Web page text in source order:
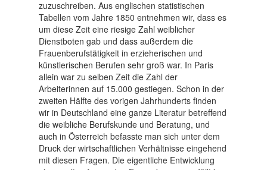
zuzuschreiben. Aus englischen statistischen
Tabellen vom Jahre 1850 entnehmen wir, dass es
um diese Zeit eine riesige Zahl weiblicher
Dienstboten gab und dass außerdem die
Frauenberufstätigkeit in erzieherischen und
künstlerischen Berufen sehr groß war. In Paris
allein war zu selben Zeit die Zahl der
Arbeiterinnen auf 15.000 gestiegen. Schon in der
zweiten Hälfte des vorigen Jahrhunderts finden
wir in Deutschland eine ganze Literatur betreffend
die weibliche Berufskunde und Beratung, und
auch in Österreich befasste man sich unter dem
Druck der wirtschaftlichen Verhältnisse eingehend
mit diesen Fragen. Die eigentliche Entwicklung